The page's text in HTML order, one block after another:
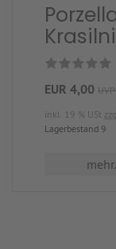
EUR 4,00
inkl. 19 % USt
Lagerbestand 9